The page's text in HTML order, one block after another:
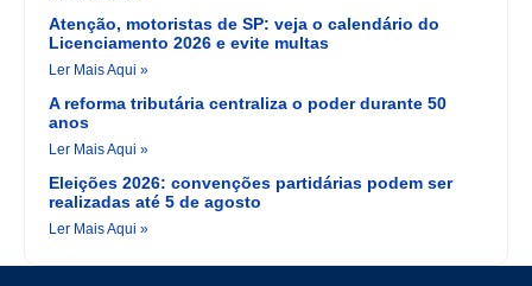
Atenção, motoristas de SP: veja o calendário do
Licenciamento 2026 e evite multas
Ler Mais Aqui »
A reforma tributária centraliza o poder durante 50
anos
Ler Mais Aqui »
Eleições 2026: convenções partidárias podem ser
realizadas até 5 de agosto
Ler Mais Aqui »